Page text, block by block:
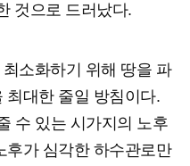
것으로 드러났다.
소화하기 위해 땅을 파
최대한 줄일 방침이다.
수 있는 시가지의 노후
후가 심각한 하수관로만